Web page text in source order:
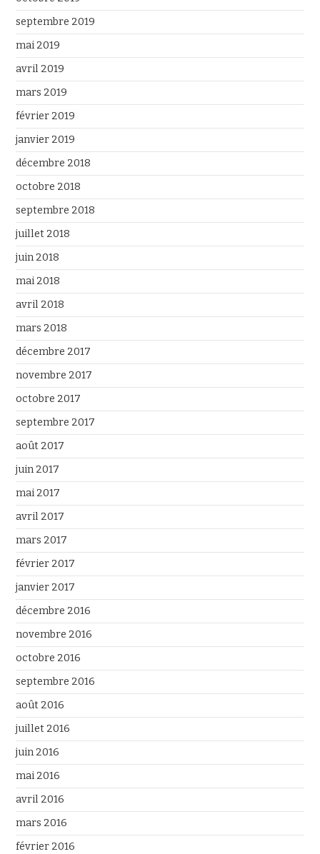
septembre 2019
mai 2019
avril 2019
mars 2019
février 2019
janvier 2019
décembre 2018
octobre 2018
septembre 2018
juillet 2018
juin 2018
mai 2018
avril 2018
mars 2018
décembre 2017
novembre 2017
octobre 2017
septembre 2017
août 2017
juin 2017
mai 2017
avril 2017
mars 2017
février 2017
janvier 2017
décembre 2016
novembre 2016
octobre 2016
septembre 2016
août 2016
juillet 2016
juin 2016
mai 2016
avril 2016
mars 2016
février 2016